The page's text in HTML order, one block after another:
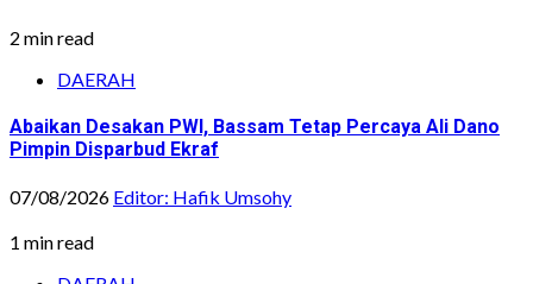
2 min read
DAERAH
Abaikan Desakan PWI, Bassam Tetap Percaya Ali Dano
Pimpin Disparbud Ekraf
07/08/2026 Editor: Hafik Umsohy
1 min read